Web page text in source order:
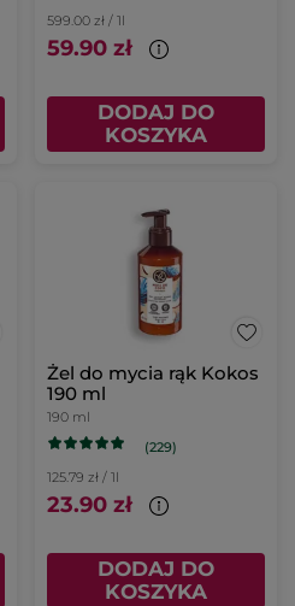
599.00 zł / 1l
59.90 zł
DODAJ DO
KOSZYKA
Żel do mycia rąk Kokos
190 ml
190 ml
(229)
125.79 zł / 1l
23.90 zł
DODAJ DO
KOSZYKA